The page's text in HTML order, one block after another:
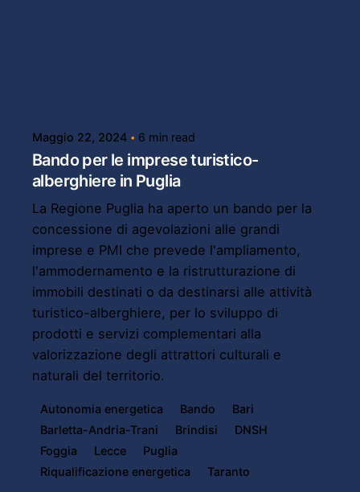
Maggio 22, 2024 6 min read
Bando per le imprese turistico-
alberghiere in Puglia
La Regione Puglia ha aperto un bando per la
concessione di agevolazioni alle grandi
imprese e PMI che prevede l'ampliamento,
l'ammodernamento e la ristrutturazione di
immobili destinati o da destinarsi alle attività
turistico-alberghiere, per lo sviluppo di
prodotti e servizi complementari alla
valorizzazione degli attrattori culturali e
naturali del territorio.
Autonomia energetica Bando
Bari
Barletta-Andria-Trani
Brindisi
DNSH
Foggia
Lecce
Puglia
Riqualificazione energetica
Taranto